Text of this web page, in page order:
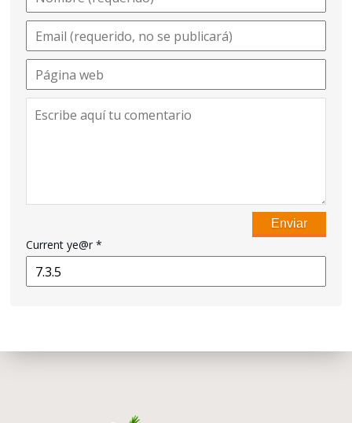
Current ye@r*